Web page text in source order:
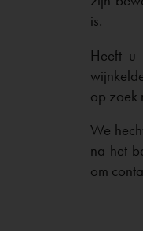
is.
Heeft u
op zoek
We
na het
om